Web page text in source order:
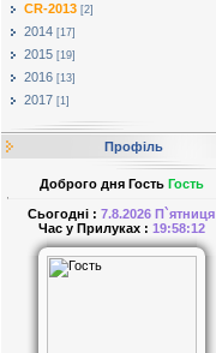
CR-2013 [2]
2014 [17]
2015 [19]
2016 [13]
2017 [1]
Профіль
Доброго дня Гость Гость
Сьогодні : 7.8.2026 П`ятниця
Час у Прилуках : 19:58:12